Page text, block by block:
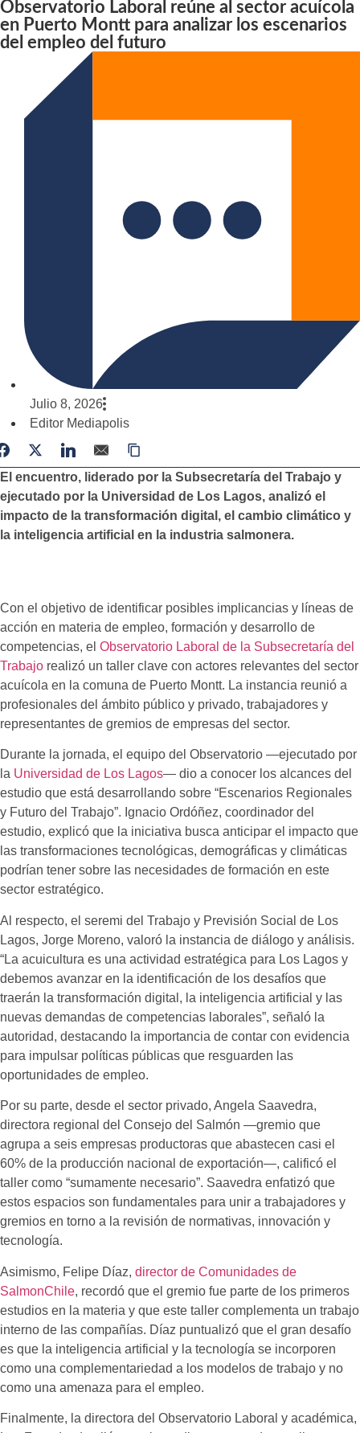
Observatorio Laboral reúne al sector acuícola
en Puerto Montt para analizar los escenarios
del empleo del futuro
Julio 8, 2026
Editor Mediapolis
El encuentro, liderado por la Subsecretaría del Trabajo y
ejecutado por la Universidad de Los Lagos, analizó el
impacto de la transformación digital, el cambio climático y
la inteligencia artificial en la industria salmonera.
Con el objetivo de identificar posibles implicancias y líneas de
acción en materia de empleo, formación y desarrollo de
competencias, el Observatorio Laboral de la Subsecretaría del
Trabajo realizó un taller clave con actores relevantes del sector
acuícola en la comuna de Puerto Montt. La instancia reunió a
profesionales del ámbito público y privado, trabajadores y
representantes de gremios de empresas del sector.
Durante la jornada, el equipo del Observatorio —ejecutado por
la Universidad de Los Lagos— dio a conocer los alcances del
estudio que está desarrollando sobre “Escenarios Regionales
y Futuro del Trabajo”. Ignacio Ordóñez, coordinador del
estudio, explicó que la iniciativa busca anticipar el impacto que
las transformaciones tecnológicas, demográficas y climáticas
podrían tener sobre las necesidades de formación en este
sector estratégico.
Al respecto, el seremi del Trabajo y Previsión Social de Los
Lagos, Jorge Moreno, valoró la instancia de diálogo y análisis.
“La acuicultura es una actividad estratégica para Los Lagos y
debemos avanzar en la identificación de los desafíos que
traerán la transformación digital, la inteligencia artificial y las
nuevas demandas de competencias laborales”, señaló la
autoridad, destacando la importancia de contar con evidencia
para impulsar políticas públicas que resguarden las
oportunidades de empleo.
Por su parte, desde el sector privado, Angela Saavedra,
directora regional del Consejo del Salmón —gremio que
agrupa a seis empresas productoras que abastecen casi el
60% de la producción nacional de exportación—, calificó el
taller como “sumamente necesario”. Saavedra enfatizó que
estos espacios son fundamentales para unir a trabajadores y
gremios en torno a la revisión de normativas, innovación y
tecnología.
Asimismo, Felipe Díaz, director de Comunidades de
SalmonChile, recordó que el gremio fue parte de los primeros
estudios en la materia y que este taller complementa un trabajo
interno de las compañías. Díaz puntualizó que el gran desafío
es que la inteligencia artificial y la tecnología se incorporen
como una complementariedad a los modelos de trabajo y no
como una amenaza para el empleo.
Finalmente, la directora del Observatorio Laboral y académica,